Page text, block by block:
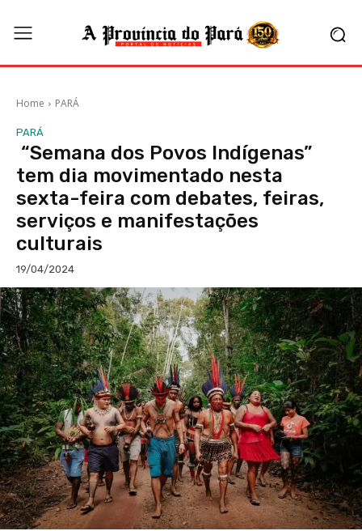
Home PARÁ
PARÁ
“Semana dos Povos Indígenas”
tem dia movimentado nesta
sexta-feira com debates, feiras,
serviços e manifestações
culturais
19/04/2024